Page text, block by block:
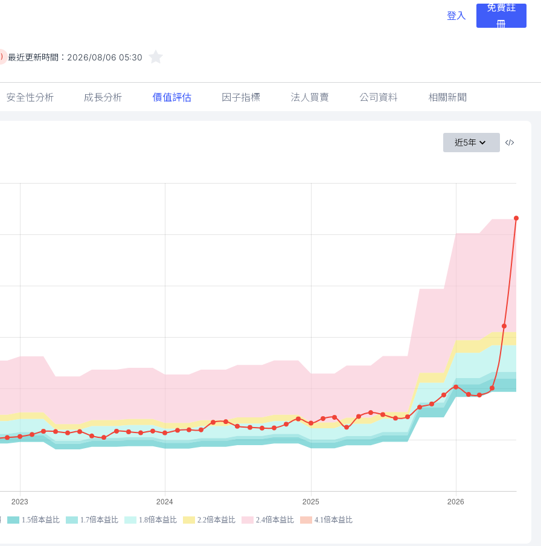
登入
免費註
冊
最近更新時間： 2026/08/06 05:30
安全性分析 成長分析 價值評估 因子指標 法人買賣 公司資料 相關新聞
近5年
1.5倍本益比 1.7倍本益比 1.8倍本益比 2.2倍本益比 2.4倍本益比 4.1倍本益比